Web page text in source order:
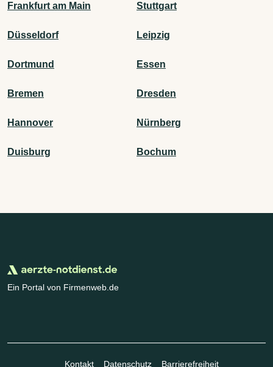
Frankfurt am Main Stuttgart
Düsseldorf Leipzig
Dortmund Essen
Bremen Dresden
Hannover Nürnberg
Duisburg Bochum
Ein Portal von Firmenweb.de
Kontakt Datenschutz Barrierefreiheit